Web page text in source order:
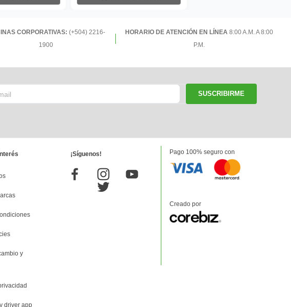
CORPORATIVAS: (+504) 2216-
1900
HORARIO DE ATENCIÓN EN LÍNEA 8:00 A.M. A 8:00
P.M.
SUSCRIBIRME
y
driver app
¡Síguenos! Pago 100% seguro con
Creado por